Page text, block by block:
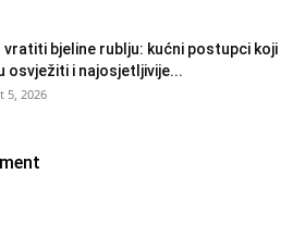
vratiti bjeline rublju: kućni postupci koji
osvježiti i najosjetljivije...
5, 2026